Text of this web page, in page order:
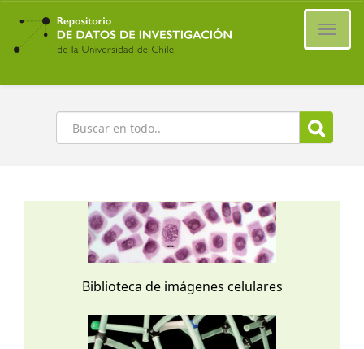
Ir
contenido
principal
Buscar
Biblioteca de imágenes celulares